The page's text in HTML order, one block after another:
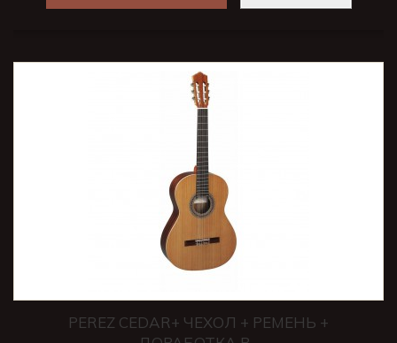
PEREZ CEDAR+ ЧЕХОЛ + РЕМЕНЬ +